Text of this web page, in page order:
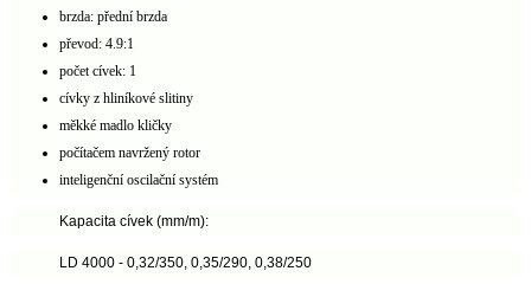
brzda: přední brzda
převod: 4.9:1
počet cívek: 1
cívky z hliníkové slitiny
měkké madlo kličky
počítačem navržený rotor
inteligenční oscilační systém
Kapacita cívek (mm/m):
LD 4000 - 0,32/350, 0,35/290, 0,38/250